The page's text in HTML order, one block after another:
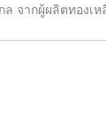
จากผู้ผลิตทองเ